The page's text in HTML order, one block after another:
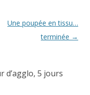
Une poupée en tissu…
terminée →
d’agglo, 5 jours